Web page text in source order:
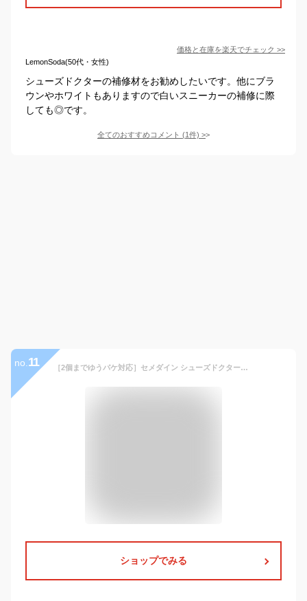
価格と在庫を楽天でチェック >>
LemonSoda(50代・女性)
シューズドクターの補修材をお勧めしたいです。他にブラ
ウンやホワイトもありますので白いスニーカーの補修に際
しても◎です。
全てのおすすめコメント (1件) >
no. 11 ［2個までゆうパケ対応］セメダイン シューズドクターN ブラック HC-003 50ml
ショップでみる